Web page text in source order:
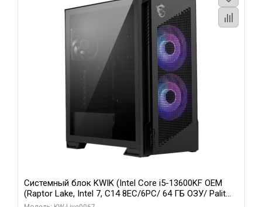
Системный блок KWIK (Intel Core i5-13600KF OEM
(Raptor Lake, Intel 7, C14 8EC/6PC/ 64 ГБ ОЗУ/ Palit
RTX5080 GAMINGPRO OC 16GB GDDR7 256bit 3xDP